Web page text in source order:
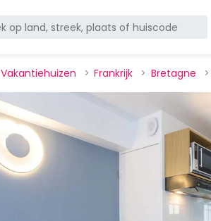
Vakantiehuizen Frankrijk Bretagne